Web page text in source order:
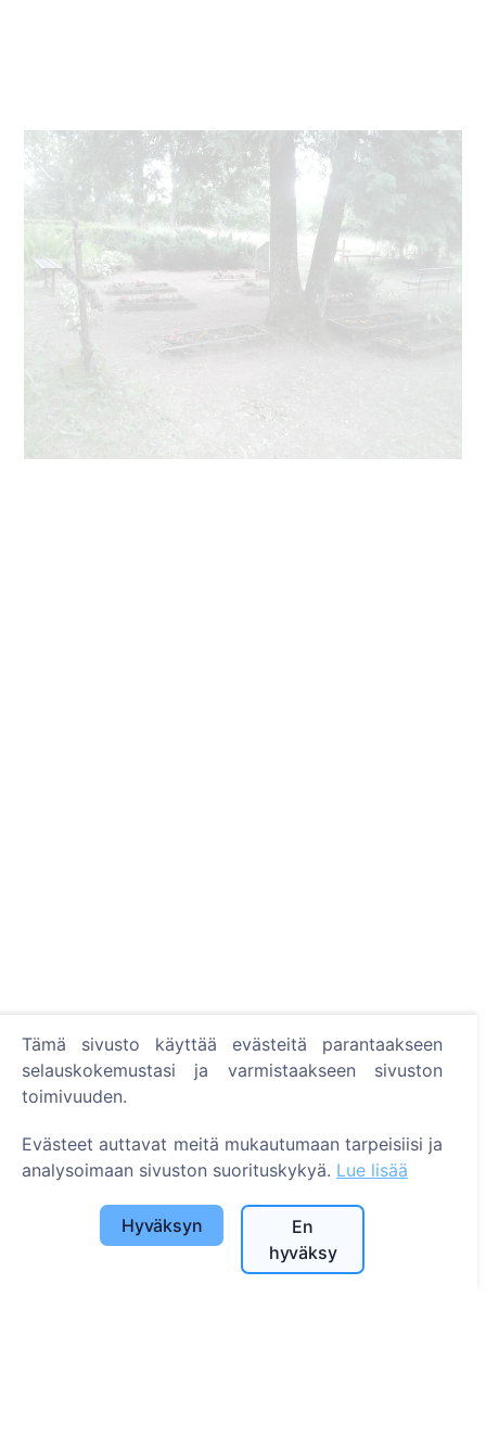
Tietoa
Tapahtumat
Kuntaluettelo ja käyttäjät
Tietosuojakäytäntö
Maksukäytäntö
Tämä sivusto käyttää evästeitä parantaakseen
selauskokemustasi ja varmistaakseen sivuston
toimivuuden.
Evästeet auttavat meitä mukautumaan tarpeisiisi ja
analysoimaan sivuston suorituskykyä. Lue lisää
Hyväksyn
En
hyväksy